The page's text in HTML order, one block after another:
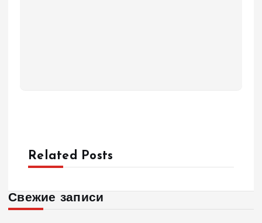
Related Posts
Свежие записи